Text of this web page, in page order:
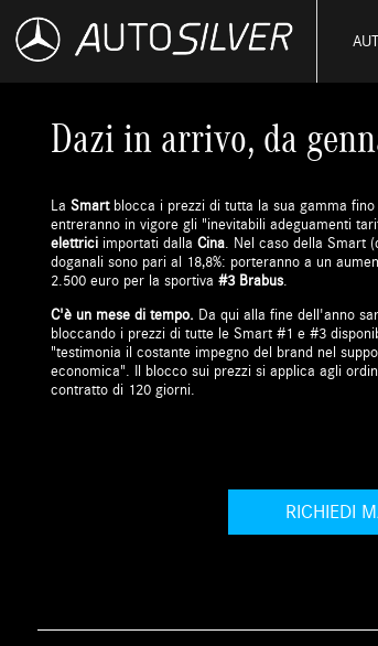
Dazi in arrivo, da
LaSmartblocca i prezzi di tutta la sua gamma
entreranno in vigore gli "inevitabili adeguamenti
elettrici importati dallaCina. Nel caso della Smart
doganali sono pari al 18,8%: porteranno a un
2.500 euro per la sportiva#3 Brabus.
C'è un mese di tempo. Da qui alla fine dell'anno
bloccando i prezzi di tutte le Smart #1 e #3
"testimonia il costante impegno del brand nel
economica". Il blocco sui prezzi si applica agli
contratto di 120 giorni.
RICHIEDI